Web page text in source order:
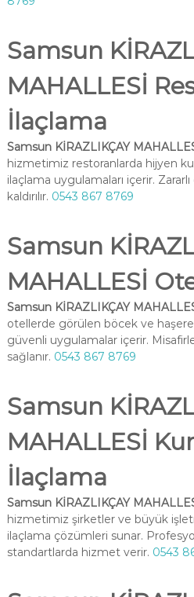
Samsun
MAHALLESİ
İlaçlama
Samsun KİRAZLIKÇAY
hizmetimiz restoranlarda hijyen
ilaçlama uygulamaları içerir.
kaldırılır. 0543 867 8769
Samsun
MAHALLESİ
Samsun KİRAZLIKÇAY
otellerde görülen böcek ve haşere
güvenli uygulamalar içerir.
sağlanır. 0543 867 8769
Samsun
MAHALLESİ
İlaçlama
Samsun KİRAZLIKÇAY
hizmetimiz şirketler ve büyük
ilaçlama çözümleri sunar.
standartlarda hizmet verir. 0543